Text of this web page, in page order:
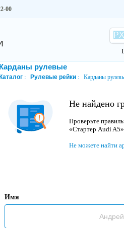
00
Карданы рулевые
Каталог Рулевые рейки Карданы
Не найдено
Проверьте
«Стартер Audi
Не можете найти
Имя